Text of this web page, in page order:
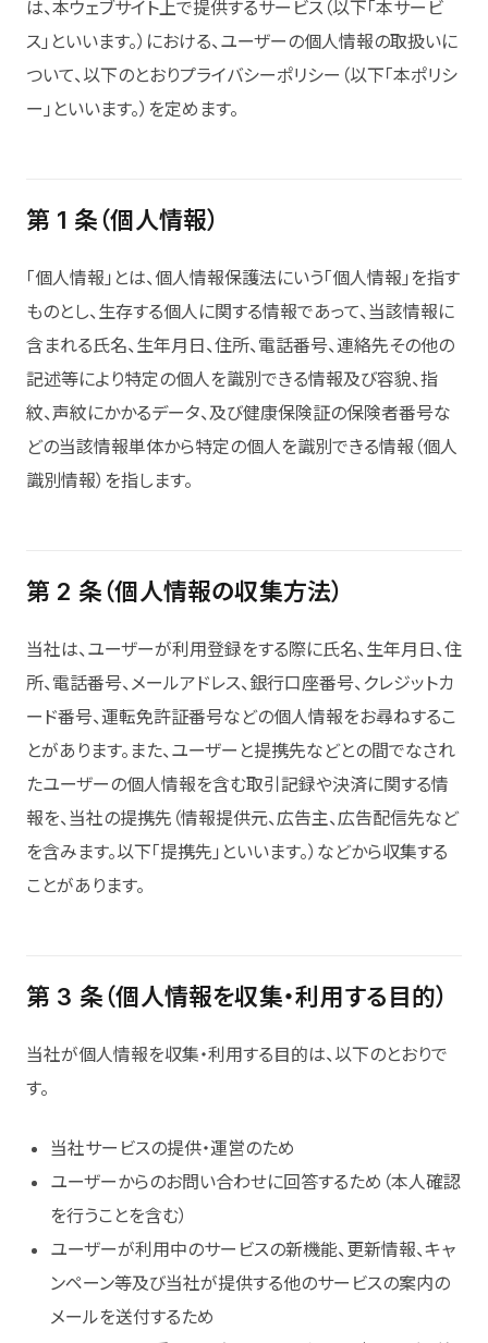
は、本ウェブサイト上で提供するサービス（以下「本サービ
ス」といいます。）における、ユーザーの個人情報の取扱いに
ついて、以下のとおりプライバシーポリシー（以下「本ポリシ
ー」といいます。）を定めます。
第 1 条（個人情報）
「個人情報」とは、個人情報保護法にいう「個人情報」を指す
ものとし、生存する個人に関する情報であって、当該情報に
含まれる氏名、生年月日、住所、電話番号、連絡先その他の
記述等により特定の個人を識別できる情報及び容貌、指
紋、声紋にかかるデータ、及び健康保険証の保険者番号な
どの当該情報単体から特定の個人を識別できる情報（個人
識別情報）を指します。
第 2 条（個人情報の収集方法）
当社は、ユーザーが利用登録をする際に氏名、生年月日、住
所、電話番号、メールアドレス、銀行口座番号、クレジットカ
ード番号、運転免許証番号などの個人情報をお尋ねするこ
とがあります。また、ユーザーと提携先などとの間でなされ
たユーザーの個人情報を含む取引記録や決済に関する情
報を、当社の提携先（情報提供元、広告主、広告配信先など
を含みます。以下「提携先」といいます。）などから収集する
ことがあります。
第 3 条（個人情報を収集・利用する目的）
当社が個人情報を収集・利用する目的は、以下のとおりで
す。
当社サービスの提供・運営のため
ユーザーからのお問い合わせに回答するため（本人確認
を行うことを含む）
ユーザーが利用中のサービスの新機能、更新情報、キャ
ンペーン等及び当社が提供する他のサービスの案内の
メールを送付するため